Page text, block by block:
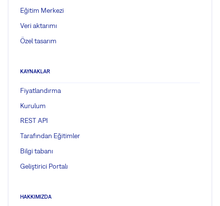
Eğitim Merkezi
Veri aktarımı
Özel tasarım
KAYNAKLAR
Fiyatlandırma
Kurulum
REST API
Tarafından Eğitimler
Bilgi tabanı
Geliştirici Portalı
HAKKIMIZDA